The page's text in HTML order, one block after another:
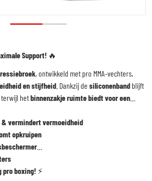
Support! 🔥
, ontwikkeld met pro MMA-vechters,
en stijfheid . Dankzij de siliconenband blijft
hetbinnenzakje ruimte biedt voor een
vermindert vermoeidheid
opkruipen
pro boxing! ⚡